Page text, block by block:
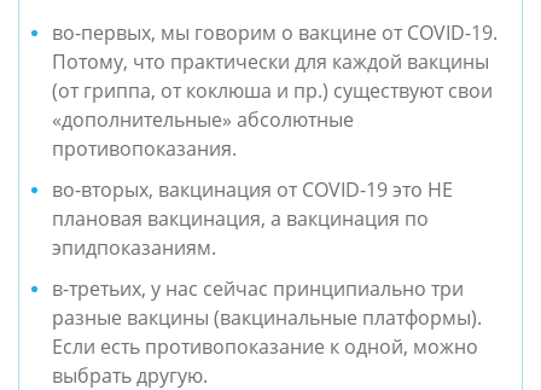
во-первых, мы говорим о вакцине от COVID-19.
Потому, что практически для каждой вакцины
(от гриппа, от коклюша и пр.) существуют свои
«дополнительные» абсолютные
противопоказания.
во-вторых, вакцинация от COVID-19 это НЕ
плановая вакцинация, а вакцинация по
эпидпоказаниям.
в-третьих, у нас сейчас принципиально три
разные вакцины (вакцинальные платформы).
Если есть противопоказание к одной, можно
выбрать другую.